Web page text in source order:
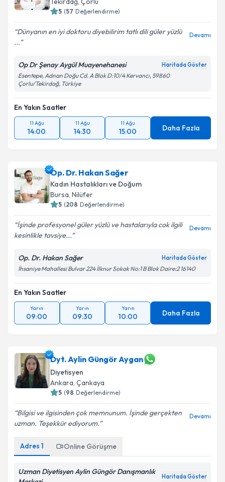
Tekirdağ, Çorlu
( Değerlendirme)
Dünyanın en iyi doktoru diyebilirim tatlı dili güler yüzlü
...
Op Dr Şenay Aygül Muayenehanesi
Esentepe, Adnan Doğu Cd. A Blok D:10/4 Kervancı, 59860
Çorlu/Tekirdağ, Türkiye
En Yakın Saatler
11 Ağu
14:00
11 Ağu
14:30
11 Ağu
15:00 Daha Fazla
Op. Dr. Hakan Sağer
Kadın Hastalıkları ve Doğum
Bursa,Nilüfer
( Değerlendirme)
İşinde profesyonel güler yüzlü ve hastalarıyla cok ilgili
kesinlikle tavsiye...
Op. Dr. Hakan Sağer
İhsaniye Mahallesi Bulvar 224 İlknur Sokak No:1 B Blok Daire:2 16140
En Yakın Saatler
Yarın
09:00
Yarın
09:30
Yarın
10:00 Daha Fazla
Dyt. Aylin Güngör Aygan
Diyetisyen
Ankara,Çankaya
( Değerlendirme)
Bilgisi ve ilgisinden çok memnunum. İşinde gerçekten
uzman. Teşekkür ediyorum.
Adres 1 Online Görüşme
Uzman Diyetisyen Aylin Güngör Danışmanlık